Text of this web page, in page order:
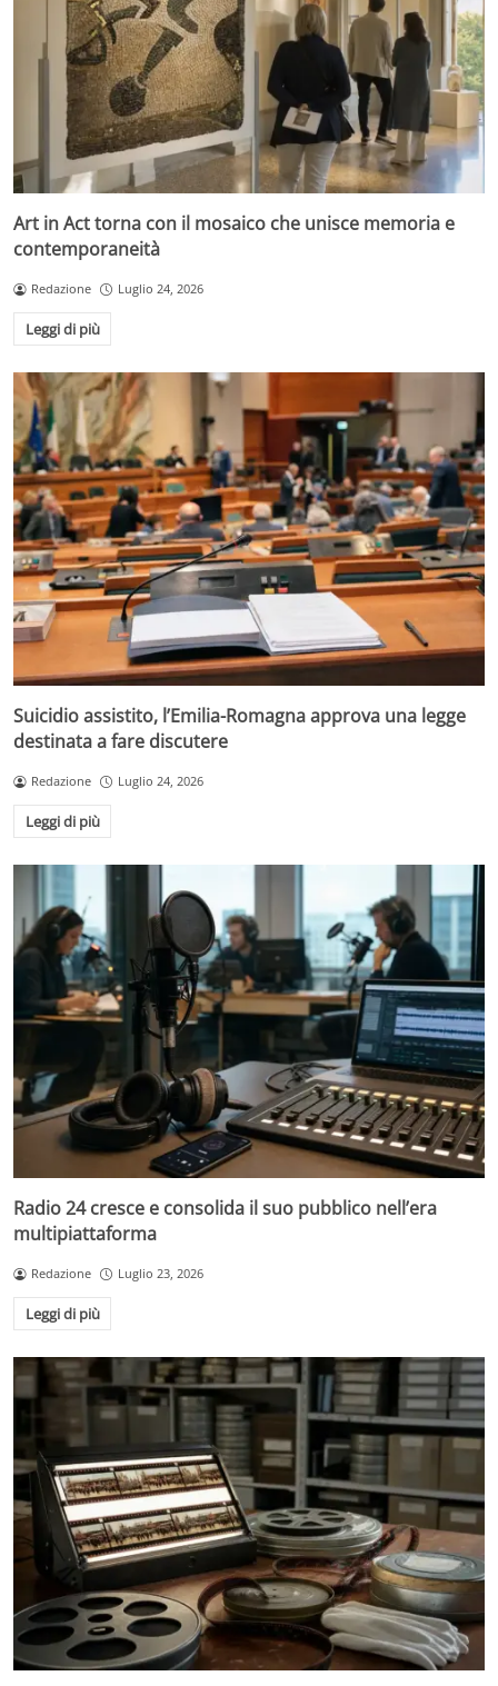
Art in Act torna con il mosaico che unisce memoria e
contemporaneità
Redazione Luglio 24, 2026
Leggi di più
Suicidio assistito, l’Emilia-Romagna approva una legge
destinata a fare discutere
Redazione Luglio 24, 2026
Leggi di più
Radio 24 cresce e consolida il suo pubblico nell’era
multipiattaforma
Redazione Luglio 23, 2026
Leggi di più